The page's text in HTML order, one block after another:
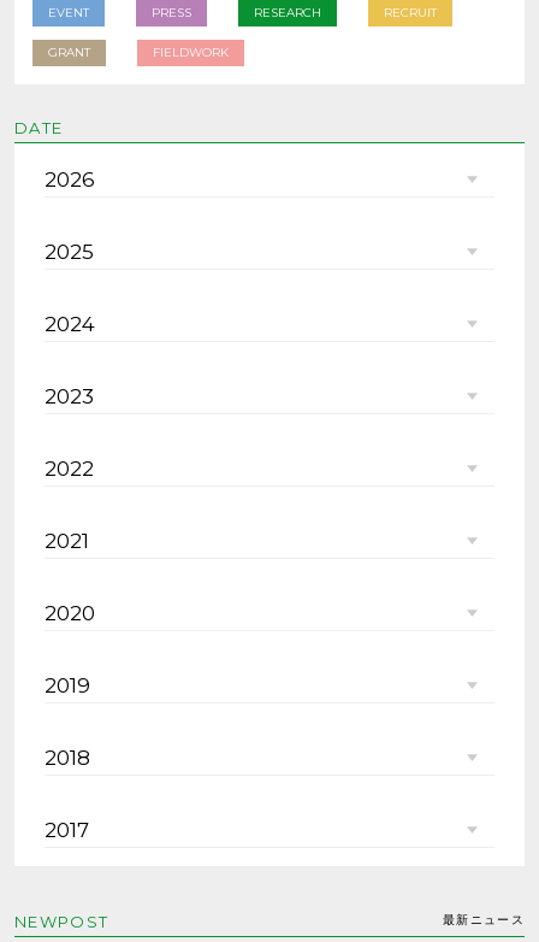
EVENT PRESS RESEARCH RECRUIT
GRANT FIELDWORK
DATE
2026
2025
2024
2023
2022
2021
2020
2019
2018
2017
NEWPOST 最新ニュース